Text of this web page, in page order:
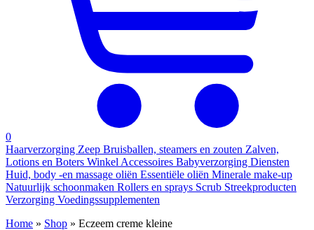
0
Haarverzorging Zeep Bruisballen, steamers en zouten Zalven,
Lotions en Boters Winkel Accessoires Babyverzorging Diensten
Huid, body -en massage oliën Essentiële oliën Minerale make-up
Natuurlijk schoonmaken Rollers en sprays Scrub Streekproducten
Verzorging Voedingssupplementen
Home » Shop » Eczeem creme kleine